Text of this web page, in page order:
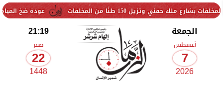
عودة ضخ المياه تدريجيًا 150 طنًا من المخلفات
الجمعة
أغسطس
7
2026
21:19
صفر
22
1448